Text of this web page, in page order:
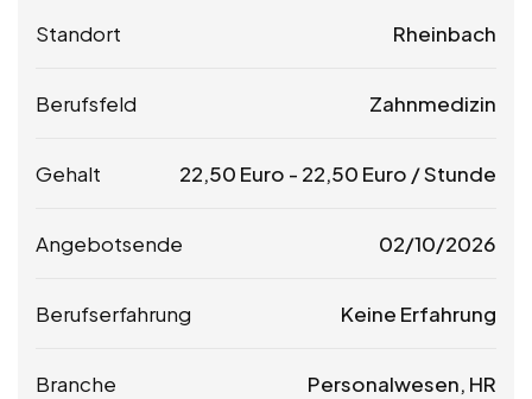
Standort Rheinbach
Berufsfeld Zahnmedizin
Gehalt 22,50 Euro - 22,50 Euro / Stunde
Angebotsende 02/10/2026
Berufserfahrung Keine Erfahrung
Branche Personalwesen, HR